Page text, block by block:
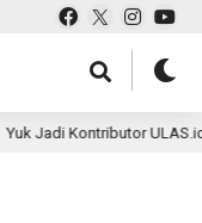
Kontributor ULAS.id dan